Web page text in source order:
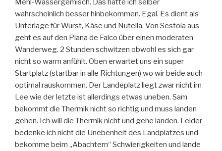
Mehl-Wassergemisch. Das hätte ich selber
wahrscheinlich besser hinbekommen. Egal. Es dient als
Unterlage für Wurst, Käse und Nutella. Von Sestola aus
geht es auf den Piana de Falco über einen moderaten
Wanderweg. 2 Stunden schwitzen obwohl es sich gar
nicht so warm anfühlt. Oben erwartet uns ein super
Startplatz (startbar in alle Richtungen) wo wir beide auch
optimal rauskommen. Der Landeplatz liegt zwar nicht im
Lee wie der letzte ist allerdings etwas uneben. Sam
bekommt die Thermik nicht so richtig und muss landen
gehen. Ich will die Thermik nicht und gehe landen. Leider
bedenke ich nicht die Unebenheit des Landplatzes und
bekomme beim „Abachtern“ Schwierigkeiten und lande